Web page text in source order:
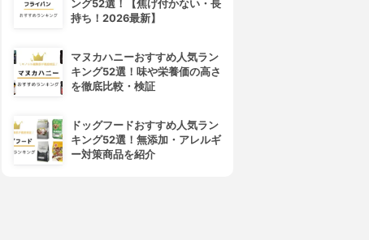
スーパーリッチシャイン モイ
スチャー シャンプー&コンディ
3.82 (24)
¥198
ボタニカルシャンプー／トリー
ング52選！【焦げ付かない・長
持ち！2026最新】
マヌカハニーおすすめ人気ラン
キング52選！味や栄養価の高さ
を徹底比較・検証
ドッグフードおすすめ人気ラン
キング52選！無添加・アレルギ
ー対策商品を紹介